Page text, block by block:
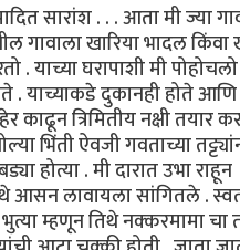
सारांश . . . आता मी ज्या
गावाला खारिया भादल किंवा
याच्या घरापाशी मी
. याच्याकडे दुकानही होते आणि
काढून त्रिमितीय नक्षी तयार
भिंती ऐवजी गवताच्या
होत्या . मी दारात उभा राहून
आसन लावायला सांगितले .
म्हणून तिथे नक्करमामा चा